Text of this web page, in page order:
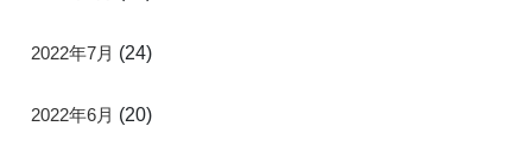
2022年7月 (24)
2022年6月 (20)